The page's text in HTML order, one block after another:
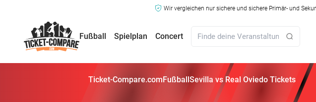
Wir vergleichen nur sichere und sichere Primär- und
Fußball Spielplan Concert
Ticket-Compare.comFußballSevilla vs Real Oviedo Tickets